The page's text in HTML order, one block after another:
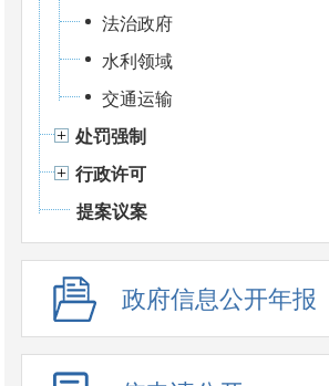
法治政府
水利领域
交通运输
处罚强制
行政许可
提案议案
政府信息公开年报